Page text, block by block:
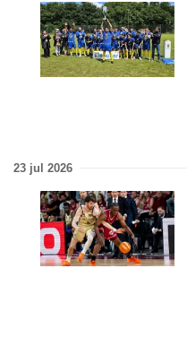
23 jul 2026